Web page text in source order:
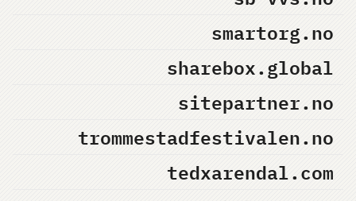
smartorg.no
sharebox.global
sitepartner.no
trommestadfestivalen.no
tedxarendal.com